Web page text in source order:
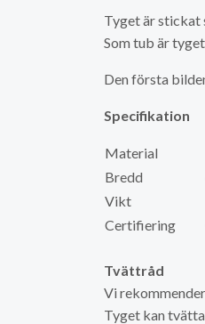
Tyget är stickat
Som tub är
Den första
Specifikation
Material
Bredd
Vikt
Certifiering
Tvättråd
Vi
Tyget kan